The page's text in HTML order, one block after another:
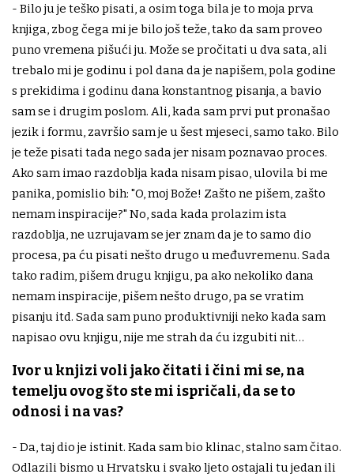
- Bilo ju je teško pisati, a osim toga bila je to moja prva
knjiga, zbog čega mi je bilo još teže, tako da sam proveo
puno vremena pišući ju. Može se pročitati u dva sata, ali
trebalo mi je godinu i pol dana da je napišem, pola godine
s prekidima i godinu dana konstantnog pisanja, a bavio
sam se i drugim poslom. Ali, kada sam prvi put pronašao
jezik i formu, završio sam je u šest mjeseci, samo tako. Bilo
je teže pisati tada nego sada jer nisam poznavao proces.
Ako sam imao razdoblja kada nisam pisao, ulovila bi me
panika, pomislio bih: "O, moj Bože! Zašto ne pišem, zašto
nemam inspiracije?" No, sada kada prolazim ista
razdoblja, ne uzrujavam se jer znam da je to samo dio
procesa, pa ću pisati nešto drugo u međuvremenu. Sada
tako radim, pišem drugu knjigu, pa ako nekoliko dana
nemam inspiracije, pišem nešto drugo, pa se vratim
pisanju itd. Sada sam puno produktivniji neko kada sam
napisao ovu knjigu, nije me strah da ću izgubiti nit…
Ivor u knjizi voli jako čitati i čini mi se, na
temelju ovog što ste mi ispričali, da se to
odnosi i na vas?
- Da, taj dio je istinit. Kada sam bio klinac, stalno sam čitao.
Odlazili bismo u Hrvatsku i svako ljeto ostajali tu jedan ili